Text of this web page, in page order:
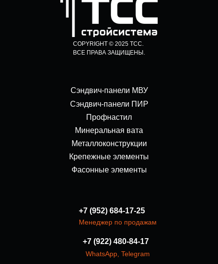
COPYRIGHT © 2025 ТСС.
ВСЕ ПРАВА ЗАЩИЩЕНЫ.
Сэндвич-панели МВУ
Сэндвич-панели ПИР
Профнастил
Минеральная вата
Металлоконструкции
Крепежные элементы
Фасонные элементы
+7 (952) 684-17-25
Менеджер по продажам
+7 (922) 480-84-17
WhatsApp Telegram